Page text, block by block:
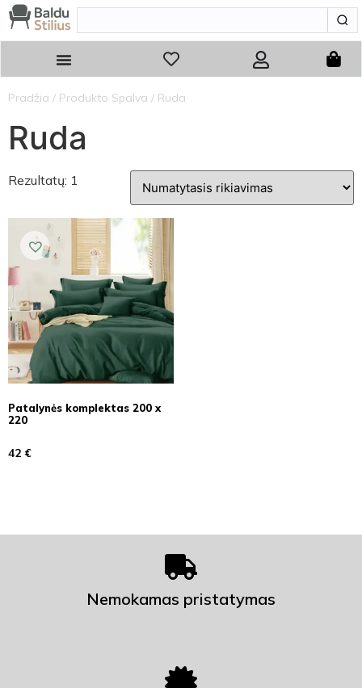
Pradžia / Produkto Spalva / Ruda
Ruda
Rezultatų: 1
Patalynės komplektas 200 x
220
42 €
Nemokamas pristatymas